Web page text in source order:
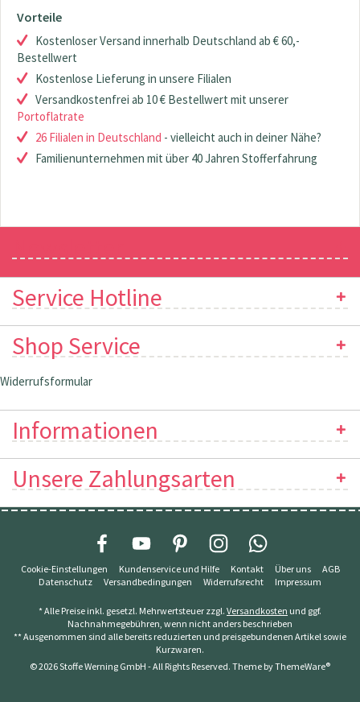
Vorteile
Kostenloser Versand innerhalb Deutschland ab € 60,-
Bestellwert
Kostenlose Lieferung in unsere Filialen
Versandkostenfrei ab 10 € Bestellwert mit unserer
Portoflatrate
26 Filialen in Deutschland - vielleicht auch in deiner Nähe?
Familienunternehmen mit über 40 Jahren Stofferfahrung
Service Hotline
Shop Service
Widerrufsformular
Informationen
Unsere Zahlungsarten
Cookie-Einstellungen Kundenservice und Hilfe Kontakt Über uns
AGB
Datenschutz
Versandbedingungen Widerrufsrecht Impressum
* Alle Preise inkl. gesetzl. Mehrwertsteuer zzgl. Versandkosten und ggf.
Nachnahmegebühren, wenn nicht anders beschrieben
** Ausgenommen sind alle bereits reduzierten und preisgebundenen Artikel sowie
Kurzwaren.
© 2026 Stoffe Werning GmbH - All Rights Reserved. Theme byThemeWare®